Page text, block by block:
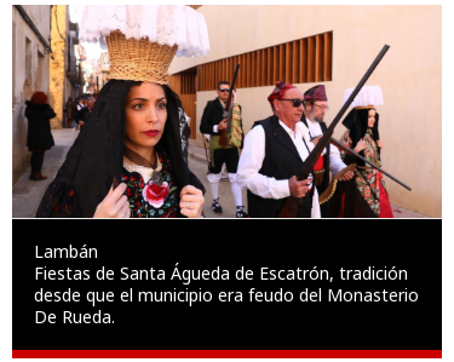
Lambán
Fiestas de Santa Águeda de Escatrón, tradición
desde que el municipio era feudo del Monasterio
De Rueda.